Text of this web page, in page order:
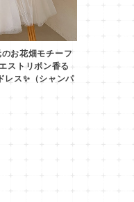
お花畑モチーフ
ストリボン香る
レス✨（シャンパ